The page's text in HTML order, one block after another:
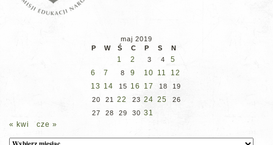
maj 2019
P
W Ś C P S N
1 2 3 4
5
6
7 8 9 10 11
12
13 14 15 16 17 18
19
20
21 22 23 24 25
26
27
28 29 30 31
« kwi
cze »
Archiwum